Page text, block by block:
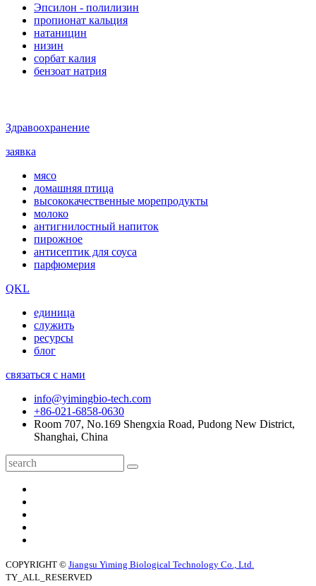
Эпсилон - полилизин
пропионат кальция
натаницин
низин
сорбат калия
бензоат натрия
Здравоохранение
заявка
мясо
домашняя птица
высококачественные морепродукты
молоко
антигнилостный напиток
пирожное
антисептик для соуса
парфюмерия
QKL
единица
служить
ресурсы
блог
связаться с нами
info@yimingbio-tech.com
+86-021-6858-0630
Room 707, No.169 Shengxia Road, Pudong New District,
Shanghai, China
COPYRIGHT © Jiangsu Yiming Biological Technology Co., Ltd.
TY_ALL_RESERVED